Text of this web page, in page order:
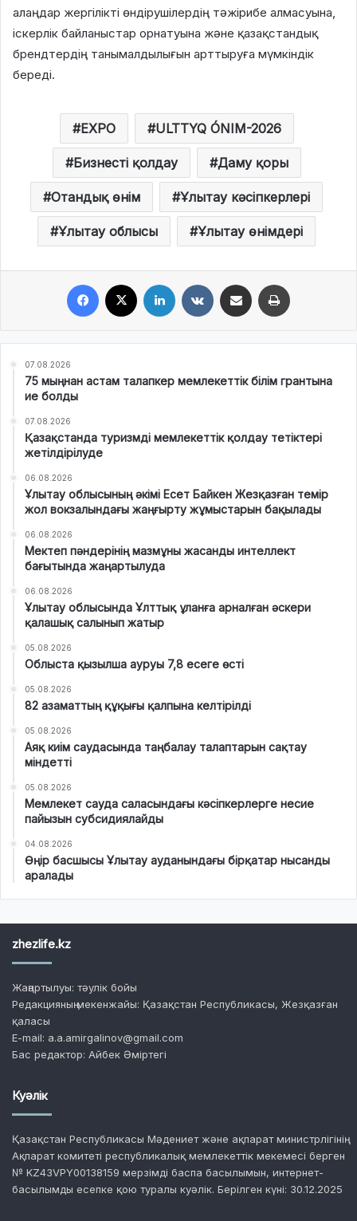
алаңдар жергілікті өндірушілердің тәжірибе алмасуына,
іскерлік байланыстар орнатуына және қазақстандық
брендтердің танымалдылығын арттыруға мүмкіндік
береді.
EXPO ULTTYQ ÓNIM-2026
Бизнесті қолдау Даму қоры
Отандық өнім Ұлытау кәсіпкерлері
Ұлытау облысы Ұлытау өнімдері
07.08.2026
75 мыңнан астам талапкер мемлекеттік білім грантына
ие болды
07.08.2026
Қазақстанда туризмді мемлекеттік қолдау тетіктері
жетілдірілуде
06.08.2026
Ұлытау облысының әкімі Есет Байкен Жезқазған темір
жол вокзалындағы жаңғырту жұмыстарын бақылады
06.08.2026
Мектеп пәндерінің мазмұны жасанды интеллект
бағытында жаңартылуда
06.08.2026
Ұлытау облысында Ұлттық ұланға арналған әскери
қалашық салынып жатыр
05.08.2026
Облыста қызылша ауруы 7,8 есеге өсті
05.08.2026
82 азаматтың құқығы қалпына келтірілді
05.08.2026
Аяқ киім саудасында таңбалау талаптарын сақтау
міндетті
05.08.2026
Мемлекет сауда саласындағы кәсіпкерлерге несие
пайызын субсидиялайды
04.08.2026
Өңір басшысы Ұлытау ауданындағы бірқатар нысанды
аралады
zhezlife.kz
Жаңартылуы: тәулік бойы
Редакцияның мекенжайы: Қазақстан Республикасы, Жезқазған
қаласы
E-mail: a.a.amirgalinov@gmail.com
Бас редактор: Айбек Әміртегі
Куәлік
Қазақстан Республикасы Мәдениет және ақпарат министрлігінің
Ақпарат комитеті республикалық мемлекеттік мекемесі берген
№ KZ43VPY00138159 мерзімді баспа басылымын, интернет-
басылымды есепке қою туралы куәлік. Берілген күні: 30.12.2025